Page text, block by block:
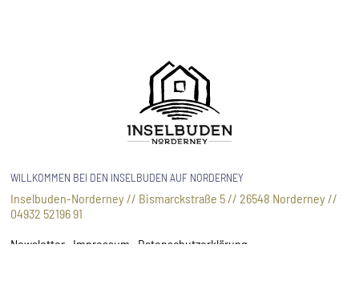
WILLKOMMEN BEI DEN INSELBUDEN AUF NORDERNEY
Inselbuden-Norderney // Bismarckstraße 5 // 26548 Norderney //
04932 52196 91
Newsletter
Impressum
Datenschutzerklärung